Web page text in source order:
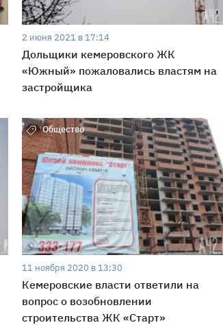
2 июня 2021 в 17:14
Дольщики кемеровского ЖК
«Южный» пожаловались властям на
застройщика
Общество
11 ноября 2020 в 13:30
Кемеровские власти ответили на
вопрос о возобновлении
строительства ЖК «Старт»